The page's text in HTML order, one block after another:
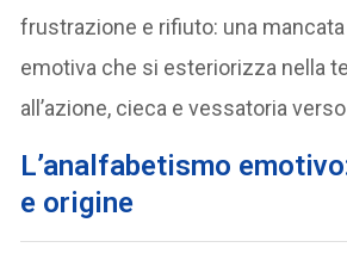
frustrazione e rifiuto: una
emotiva che si esteriorizza nella
all’azione, cieca e vessatoria verso
L’analfabetismo
e origine